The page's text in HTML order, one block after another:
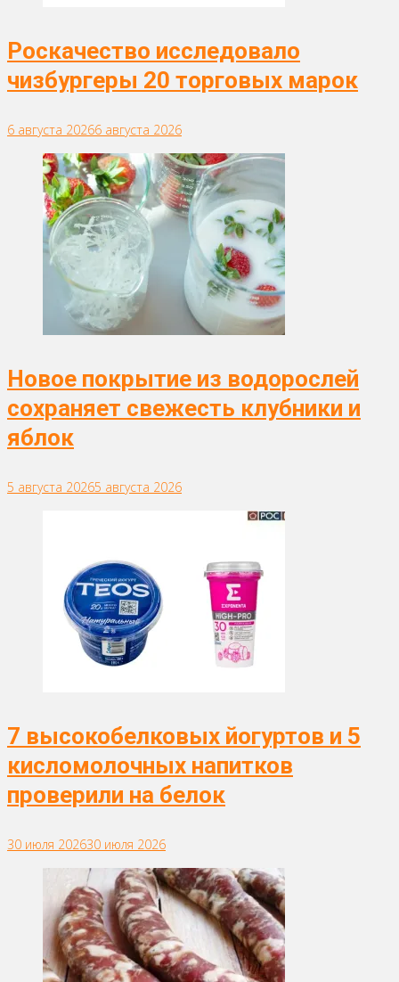
Роскачество исследовало
чизбургеры 20 торговых марок
6 августа 20266 августа 2026
Новое покрытие из водорослей
сохраняет свежесть клубники и
яблок
5 августа 20265 августа 2026
7 высокобелковых йогуртов и 5
кисломолочных напитков
проверили на белок
30 июля 202630 июля 2026